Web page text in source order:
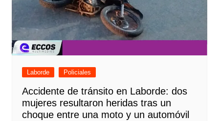
Laborde Policiales
Accidente de tránsito en Laborde: dos
mujeres resultaron heridas tras un
choque entre una moto y un automóvil